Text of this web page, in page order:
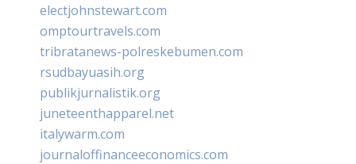
electjohnstewart.com
omptourtravels.com
tribratanews-polreskebumen.com
rsudbayuasih.org
publikjurnalistik.org
juneteenthapparel.net
italywarm.com
journaloffinanceeconomics.com